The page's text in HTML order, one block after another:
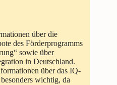
über die
des Förderprogramms
sowie über
in Deutschland.
über das IQ-
wichtig, da